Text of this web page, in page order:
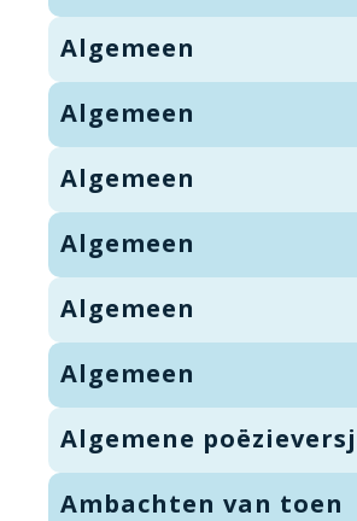
Algemeen
Algemeen
Algemeen
Algemeen
Algemeen
Algemeen
Algemene
Ambachten van toen